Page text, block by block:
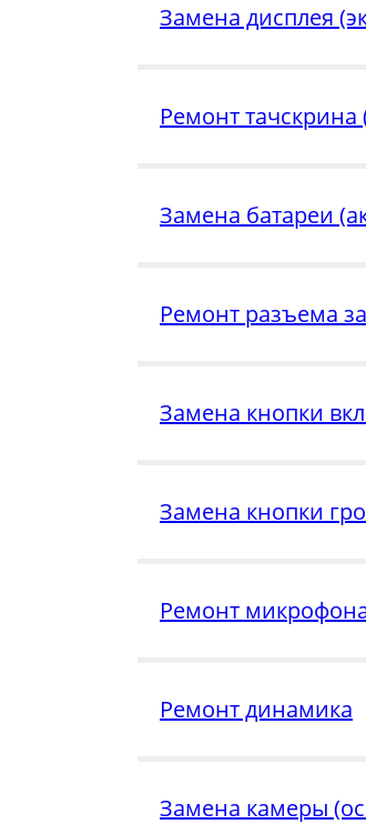
Замена дисплея
Ремонт тачскрина
Замена батареи
Ремонт разъема
Замена кнопки
Замена кнопки
Ремонт
Ремонт динамика
Замена камеры